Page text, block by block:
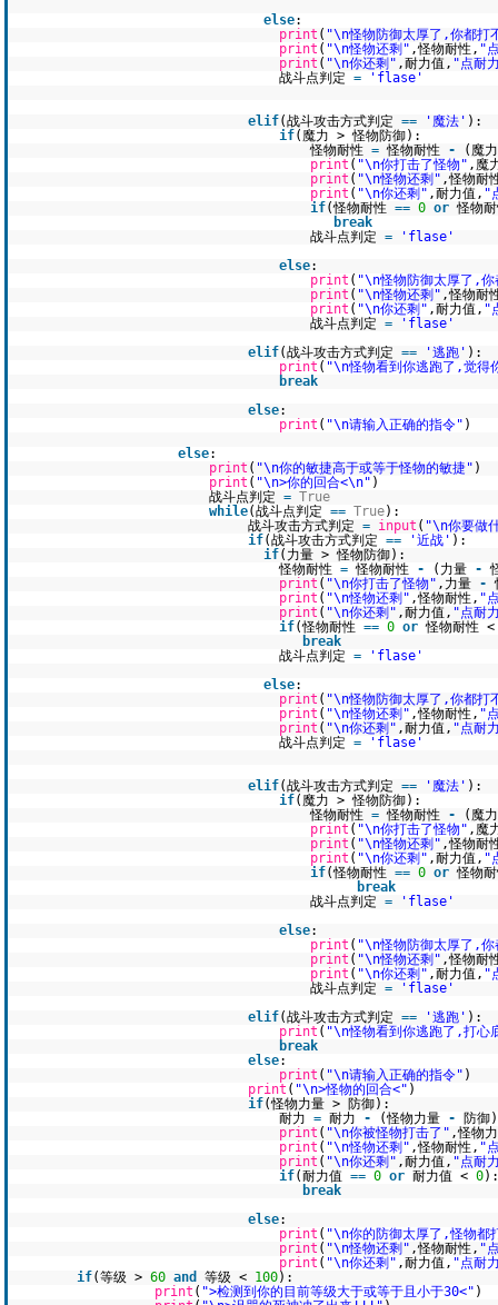
else:
print ( "\n怪物防御太厚了,你都打
print ( "\n怪物还剩" ,怪物耐性, "
print ( "\n你还剩" ,耐力值, "点耐
战斗点判定 = 'flase'
elif(战斗攻击方式判定 == '魔法' ):
if(魔力 > 怪物防御):
怪物耐性 = 怪物耐性 -
(魔
print ( "\n你打击了怪物" ,魔
print ( "\n怪物还剩" ,怪物耐
print ( "\n你还剩" ,耐力值, "
if(怪物耐性 == 0 or 怪物
break
战斗点判定 =
'flase'
else:
print ( "\n怪物防御太厚了,你
print ( "\n怪物还剩" ,怪物耐
print ( "\n你还剩" ,耐力值, "
战斗点判定 =
'flase'
elif(战斗攻击方式判定 == '逃跑' ):
print ( "\n怪物看到你逃跑了,觉得
break
else:
print ( "\n请输入正确的指令" )
else:
print ( "\n你的敏捷高于或等于怪物的敏捷" )
print ( "\n>你的回合<\n" )
战斗点判定 = True
while(战斗点判定 == True):
战斗攻击方式判定 = input ( "\n你要做
if(战斗攻击方式判定 == '近战' ):
if(力量 > 怪物防御):
怪物耐性 = 怪物耐性 - (力量 -
print ( "\n你打击了怪物" ,力量 -
print ( "\n怪物还剩" ,怪物耐性, "
print ( "\n你还剩" ,耐力值, "点耐
if(怪物耐性 == 0 or 怪物耐性
break
战斗点判定 =
'flase'
else:
print ( "\n怪物防御太厚了,你都打
print ( "\n怪物还剩" ,怪物耐性, "
print ( "\n你还剩" ,耐力值, "点耐
战斗点判定 = 'flase'
elif(战斗攻击方式判定 == '魔法' ):
if(魔力 > 怪物防御):
怪物耐性 = 怪物耐性 -
(魔
print ( "\n你打击了怪物" ,魔
print ( "\n怪物还剩" ,怪物耐
print ( "\n你还剩" ,耐力值, "
if(怪物耐性 == 0 or 怪物
break
战斗点判定 =
'flase'
else:
print ( "\n怪物防御太厚了,你
print ( "\n怪物还剩" ,怪物耐
print ( "\n你还剩" ,耐力值, "
战斗点判定 =
'flase'
elif(战斗攻击方式判定 == '逃跑' ):
print ( "\n怪物看到你逃跑了,打心
break
else:
print ( "\n请输入正确的指令" )
print ( "\n>怪物的回合<" )
if(怪物力量 > 防御):
耐力 = 耐力 - (怪物力量 -
防御)
print ( "\n你被怪物打击了" ,怪物
print ( "\n怪物还剩" ,怪物耐性, "
print ( "\n你还剩" ,耐力值, "点耐
if(耐力值 == 0 or 耐力值 < 0):
break
else:
print ( "\n你的防御太厚了,怪物都
print ( "\n怪物还剩" ,怪物耐性, "
print ( "\n你还剩" ,耐力值, "点耐
if(等级 > 60 and 等级 < 100):
print ( ">检测到你的目前等级大于或等于且小于30<" )